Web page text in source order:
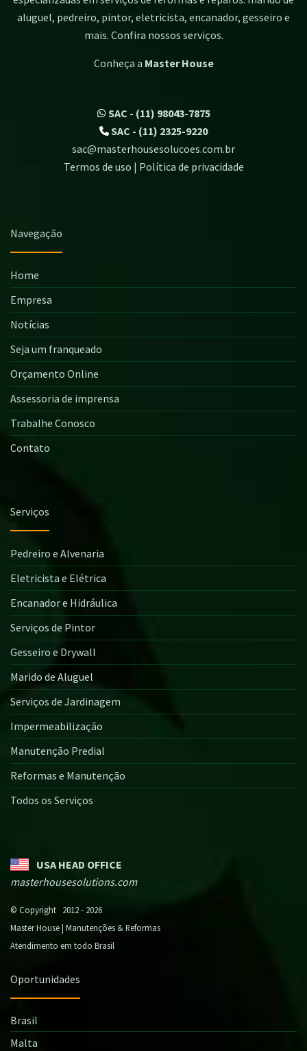
aluguel, pedreiro, pintor, eletricista, encanador, gesseiro e
mais. Confira nossos serviços.
Conheça a Master House
SAC - (11) 98043-7875
SAC - (11) 2325-9220
sac@masterhousesolucoes.com.br
Termos de uso | Política de privacidade
Navegação
Home
Empresa
Notícias
Seja um franqueado
Orçamento Online
Assessoria de imprensa
Trabalhe Conosco
Contato
Serviços
Pedreiro e Alvenaria
Eletricista e Elétrica
Encanador e Hidráulica
Serviços de Pintor
Gesseiro e Drywall
Marido de Aluguel
Serviços de Jardinagem
Impermeabilização
Manutenção Predial
Reformas e Manutenção
Todos os Serviços
USA HEAD OFFICE
masterhousesolutions.com
© Copyright 2012 - 2026
Master House | Manutenções & Reformas
Atendimento em todo Brasil
Oportunidades
Brasil
Malta